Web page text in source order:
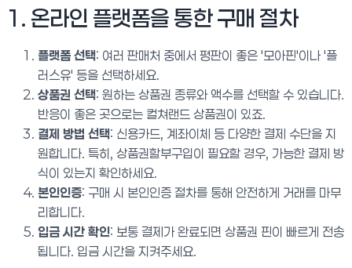
1. 온라인 플랫폼을 통한 구매 절차
플랫폼 선택: 여러 판매처 중에서 평판이 좋은 '모아핀'이나 '플
러스유' 등을 선택하세요.
상품권 선택: 원하는 상품권 종류와 액수를 선택할 수 있습니다.
반응이 좋은 곳으로는 컬쳐랜드 상품권이 있죠.
결제 방법 선택: 신용카드, 계좌이체 등 다양한 결제 수단을 지
원합니다. 특히, 상품권할부구입이 필요할 경우, 가능한 결제 방
식이 있는지 확인하세요.
본인인증: 구매 시 본인인증 절차를 통해 안전하게 거래를 마무
리합니다.
입금 시간 확인: 보통 결제가 완료되면 상품권 핀이 빠르게 전송
됩니다. 입금 시간을 지켜주세요.